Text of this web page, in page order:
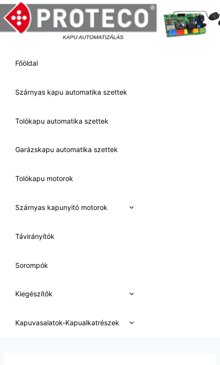
Skip
to
content
Főöldal
Szárnyas kapu automatika szettek
Tolókapu automatika szettek
Garázskapu automatika szettek
Tolókapu motorok
Szárnyas kapunyitó motorok
child
Távirányítók
Sorompók
Kiegészítők
child
Kapuvasalatok-Kapualkatrészek
child